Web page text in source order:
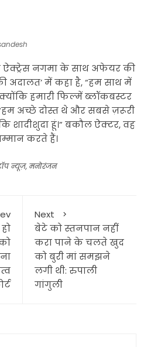
ऐक्ट्रेस नगमा के साथ अफेयर की
अदालत’ में कहा है, “हम साथ में
हमारी फिल्में ब्लॉकबस्टर
“हम अच्छे दोस्त थे और सबसे ज़रूरी
शादीशुदा हूं।” बकौल ऐक्टर, वह
करते हैं।
न्यूज़, मनोरंजन
Next
बेटे को स्तनपान नहीं
करा पाने के चलते खुद
को बुरी मां समझने
लगी थी: रुपाली
गांगुली